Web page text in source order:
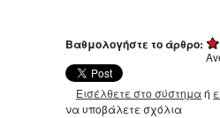
Βαθμολογήστε το άρθρο:
Εισέλθετε στο σύστημαή
να υποβάλετε σχόλια